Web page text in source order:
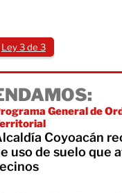
Ley 3 de 3
General de
Coyoacán
uso de suelo que